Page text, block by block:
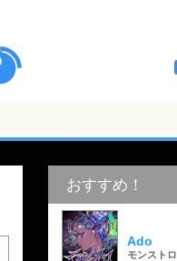
おすすめ！
Ado
モンストロ